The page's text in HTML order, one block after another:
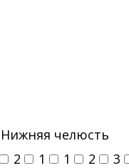
Нижняя челюсть
2 1 1 2 3